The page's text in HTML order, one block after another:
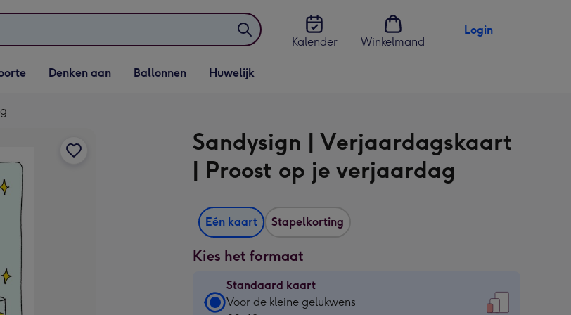
Kalender
Winkelmand
Login
openen
Vervolgkeuzelijst
Denken aan openen
Denken aan
Vervolgkeuzelijst
Ballonnen openen
Ballonnen
Vervolgkeuzelijst
Huwelijk openen
Huwelijk
Sandysign | Verjaardagskaart
| Proost op je verjaardag
Eén kaart Stapelkorting
Kies het formaat
Standaard kaart
Standaard
Voor de kleine gelukwens